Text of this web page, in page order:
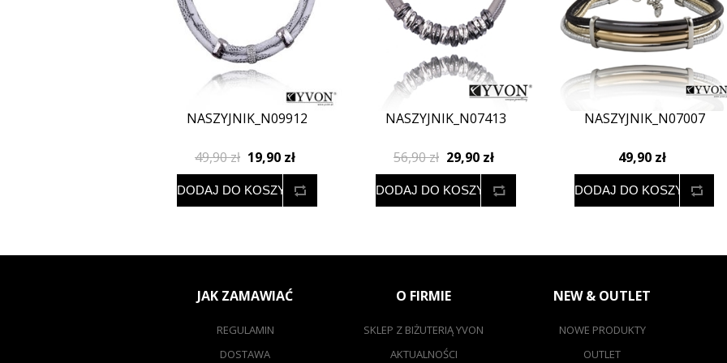
NASZYJNIK_N09912
49,90 zł 19,90 zł
NASZYJNIK_N07413
56,90 zł 29,90 zł
NASZYJNIK_N07007
49,90 zł
JAK ZAMAWIAĆ
REGULAMIN
DOSTAWA
O FIRMIE
SKLEP Z BIŻUTERIĄ YVON
AKTUALNOŚCI
NEW & OUTLET
NOWE PRODUKTY
OUTLET